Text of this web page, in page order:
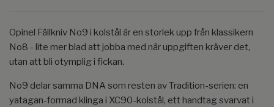
Opinel Fällkniv No9 i kolstål är en storlek upp från klassikern
No8 - lite mer blad att jobba med när uppgiften kräver det,
utan att bli otymplig i fickan.
No9 delar samma DNA som resten av Tradition-serien: en
yatagan-formad klinga i XC90-kolstål, ett handtag svarvat i